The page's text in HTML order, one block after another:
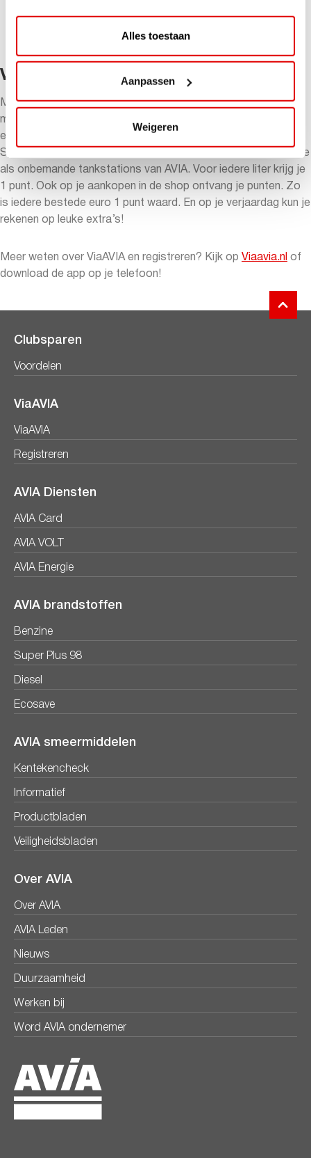
Alles toestaan
Aanpassen
Weigeren
prijsuitreiking op ons F1 Erepodium.
Bij vertrek krijgt elke deelnemer een F1 Goodiebag
ViaAVIA
Met ViaAVIA ben je onderweg naar leuke extra’s. En je kunt
meedoen met te gekke winacties zoals deze! Je spaart
eenvoudig met de ViaAVIA app of spaarkaart.
Sparen gaat ongemerkt snel want je spaart bij zowel bemande
als onbemande tankstations van AVIA. Voor iedere liter krijg je
1 punt. Ook op je aankopen in de shop ontvang je punten. Zo
is iedere bestede euro 1 punt waard. En op je verjaardag kun je
rekenen op leuke extra’s!
Meer weten over ViaAVIA en registreren? Kijk op Viaavia.nl of
download de app op je telefoon!
Clubsparen
Voordelen
ViaAVIA
ViaAVIA
Registreren
AVIA Diensten
AVIA Card
AVIA VOLT
AVIA Energie
AVIA brandstoffen
Benzine
Super Plus 98
Diesel
Ecosave
AVIA smeermiddelen
Kentekencheck
Informatief
Productbladen
Veiligheidsbladen
Over AVIA
Over AVIA
AVIA Leden
Nieuws
Duurzaamheid
Werken bij
Word AVIA ondernemer